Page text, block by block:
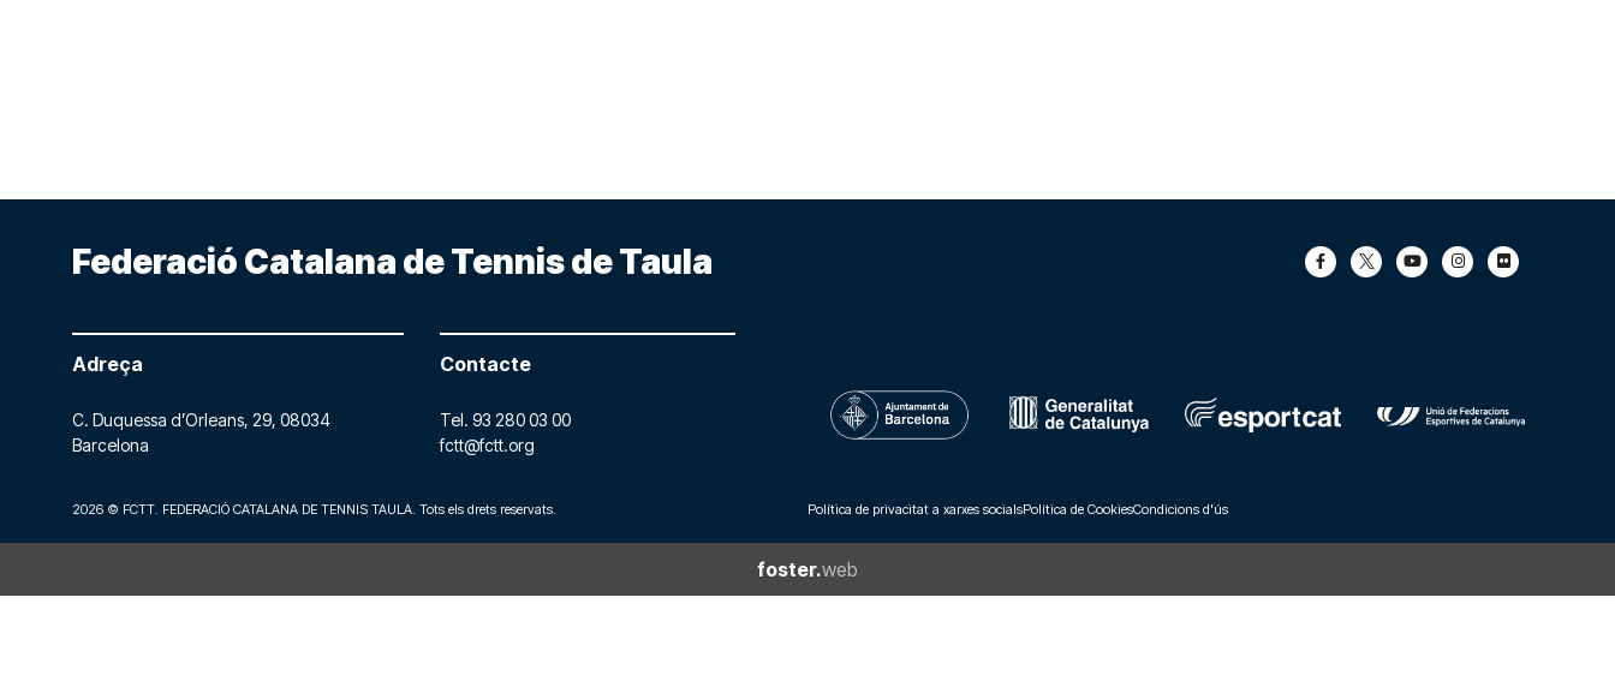
Federació Catalana de Tennis de Taula
Adreça
C. Duquessa d’Orleans, 29, 08034
Barcelona
Contacte
Tel. 93 280 03 00
fctt@fctt.org
2026 © FCTT. FEDERACIÓ CATALANA DE TENNIS TAULA. Tots els drets reservats. Política de privacitat a xarxes socialsPolítica de CookiesCondicions d'ús
foster.web